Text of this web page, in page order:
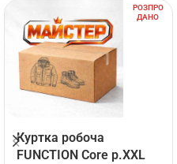
РОЗПРО
ДАНО
Куртка робоча
FUNCTION Core р.ХХL